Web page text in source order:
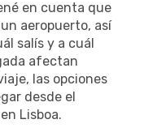
en cuenta que
aeropuerto, así
salís y a cuál
afectan
las opciones
desde el
Lisboa.